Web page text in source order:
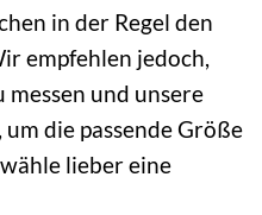
in der Regel den
empfehlen jedoch,
messen und unsere
die passende Größe
lieber eine